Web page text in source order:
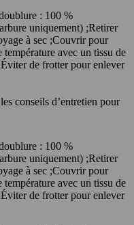
: 100 %
uniquement) ;Retirer
à sec ;Couvrir pour
température avec un tissu de
Éviter de frotter pour enlever
conseils d’entretien pour
: 100 %
uniquement) ;Retirer
à sec ;Couvrir pour
température avec un tissu de
Éviter de frotter pour enlever